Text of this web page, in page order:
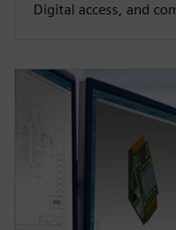
Digital access, and